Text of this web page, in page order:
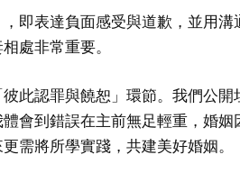
即表達負面感受與道歉，並用溝
處非常重要。
此認罪與饒恕」環節。我們公開
會到錯誤在主前無足輕重，婚姻
需將所學實踐，共建美好婚姻。